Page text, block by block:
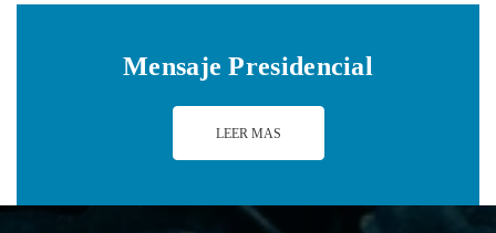
Mensaje Presidencial
LEER MAS